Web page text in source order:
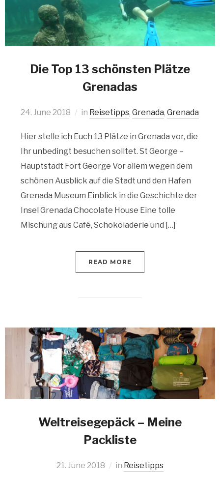
Die Top 13 schönsten Plätze
Grenadas
24. June 2018 in Reisetipps,Grenada,Grenada
Hier stelle ich Euch 13 Plätze in Grenada vor, die
Ihr unbedingt besuchen solltet. St George –
Hauptstadt Fort George Vor allem wegen dem
schönen Ausblick auf die Stadt und den Hafen
Grenada Museum Einblick in die Geschichte der
Insel Grenada Chocolate House Eine tolle
Mischung aus Café, Schokoladerie und […]
READ MORE
Weltreisegepäck – Meine
Packliste
21. June 2018 in Reisetipps